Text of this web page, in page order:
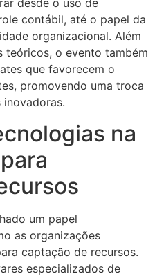
desde o uso de
contábil, até o papel da
organizacional. Além
teóricos, o evento também
que favorecem o
promovendo uma troca
inovadoras.
na
um papel
as organizações
captação de recursos.
especializados de